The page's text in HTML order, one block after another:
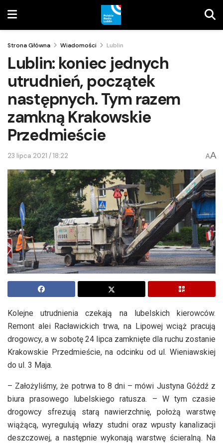
Strona Główna Wiadomości Lublin
Lublin: koniec jednych
utrudnień, początek
następnych. Tym razem
zamkną Krakowskie
Przedmieście
23 lipca 2021 / 18:22 AA
Kolejne utrudnienia czekają na lubelskich kierowców.
Remont alei Racławickich trwa, na Lipowej wciąż pracują
drogowcy, a w sobotę 24 lipca zamknięte dla ruchu zostanie
Krakowskie Przedmieście, na odcinku od ul. Wieniawskiej
do ul. 3 Maja.
– Założyliśmy, że potrwa to 8 dni – mówi Justyna Góźdź z
biura prasowego lubelskiego ratusza. – W tym czasie
drogowcy sfrezują starą nawierzchnię, położą warstwę
wiążącą, wyregulują włazy studni oraz wpusty kanalizacji
deszczowej, a następnie wykonają warstwę ścieralną. Na